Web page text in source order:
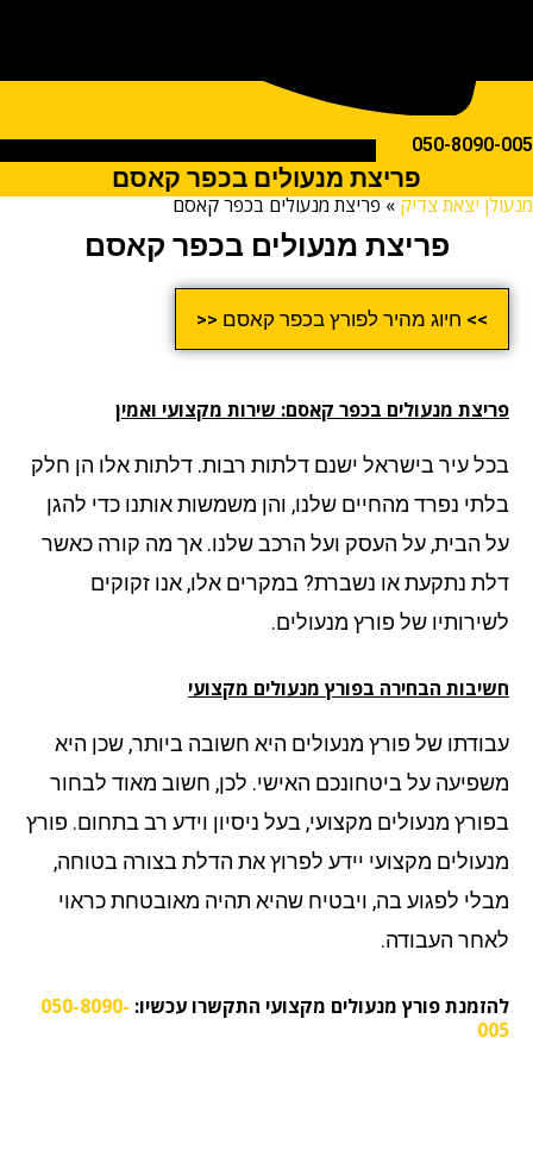
050-
פריצת מנעולים בכפר קאסם
יצאת צדיק»פריצת מנעולים בכפר קאסם
פריצת מנעולים בכפר קאסם
>> חיוג מהיר לפורץ בכפר קאסם <<
מנעולים בכפר קאסם: שירות מקצועי ואמין
עיר בישראל ישנם דלתות רבות. דלתות אלו הן חלק
נפרד מהחיים שלנו, והן משמשות אותנו כדי להגן
הבית, על העסק ועל הרכב שלנו. אך מה קורה כאשר
נתקעת או נשברת? במקרים אלו, אנו זקוקים
של פורץ מנעולים.
הבחירה בפורץ מנעולים מקצועי
של פורץ מנעולים היא חשובה ביותר, שכן היא
על ביטחונכם האישי. לכן, חשוב מאוד לבחור
מנעולים מקצועי, בעל ניסיון וידע רב בתחום. פורץ
מקצועי יידע לפרוץ את הדלת בצורה בטוחה,
לפגוע בה, ויבטיח שהיא תהיה מאובטחת כראוי
העבודה.
פורץ מנעולים מקצועי התקשרו עכשיו:050-8090-